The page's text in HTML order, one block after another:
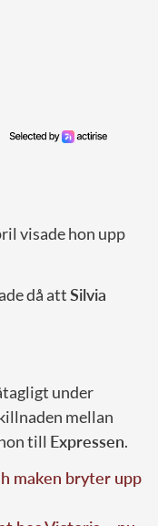
visade hon upp
då attSilvia
under
mellan
till Expressen.
maken bryter upp